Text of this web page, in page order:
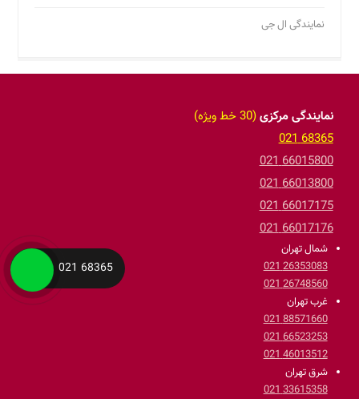
نمایندگی ال جی
نمایندگی مرکزی(30 خط ویژه)
68365 021
66015800 021
66013800 021
66017175 021
66017176 021
شمال تهران
26353083 021
26748560 021
غرب تهران
88571660 021
66523253 021
46013512 021
شرق تهران
33615358 021
68365 021